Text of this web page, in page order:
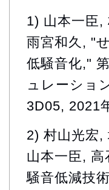
1) 山本一臣,
雨宮和久, "
低騒音化,"
ュレーショ
3D05, 2021
2) 村山光宏,
山本一臣,
騒音低減技